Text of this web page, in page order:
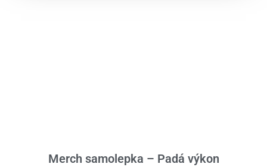
Merch samolepka – Padá výkon